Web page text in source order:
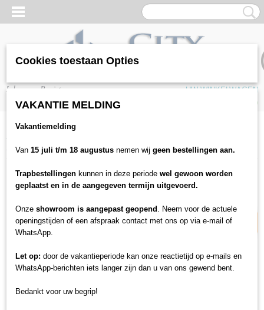
Inloggen Registreren
UW WINKELWAGEN
(0)
Home
Protect Molise 5299
Cookies toestaan Opties
VAKANTIE MELDING
Vakantiemelding
Van 15 juli t/m 18 augustus nemen wij geen bestellingen aan.
Trapbestellingen kunnen in deze periode wel gewoon worden
geplaatst en in de aangegeven termijn uitgevoerd.
Onze showroom is aangepast geopend . Neem voor de actuele
openingstijden of een afspraak contact met ons op via e-mail of
WhatsApp.
Let op: door de vakantieperiode kan onze reactietijd op e-mails en
WhatsApp-berichten iets langer zijn dan u van ons gewend bent.
Bedankt voor uw begrip!